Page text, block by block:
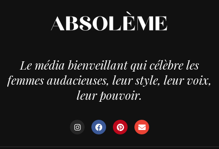
Le média bienveillant qui célèbre les
femmes audacieuses, leur style, leur voix,
leur pouvoir.